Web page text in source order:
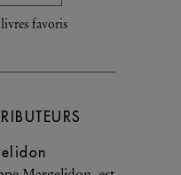
favoris